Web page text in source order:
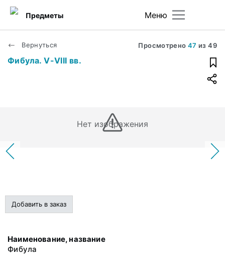
Меню
Предметы
Вернуться Просмотрено 47 из49
Фибула. V-VIII вв.
Нет изображения
Добавить в заказ
Наименование, название
Фибула